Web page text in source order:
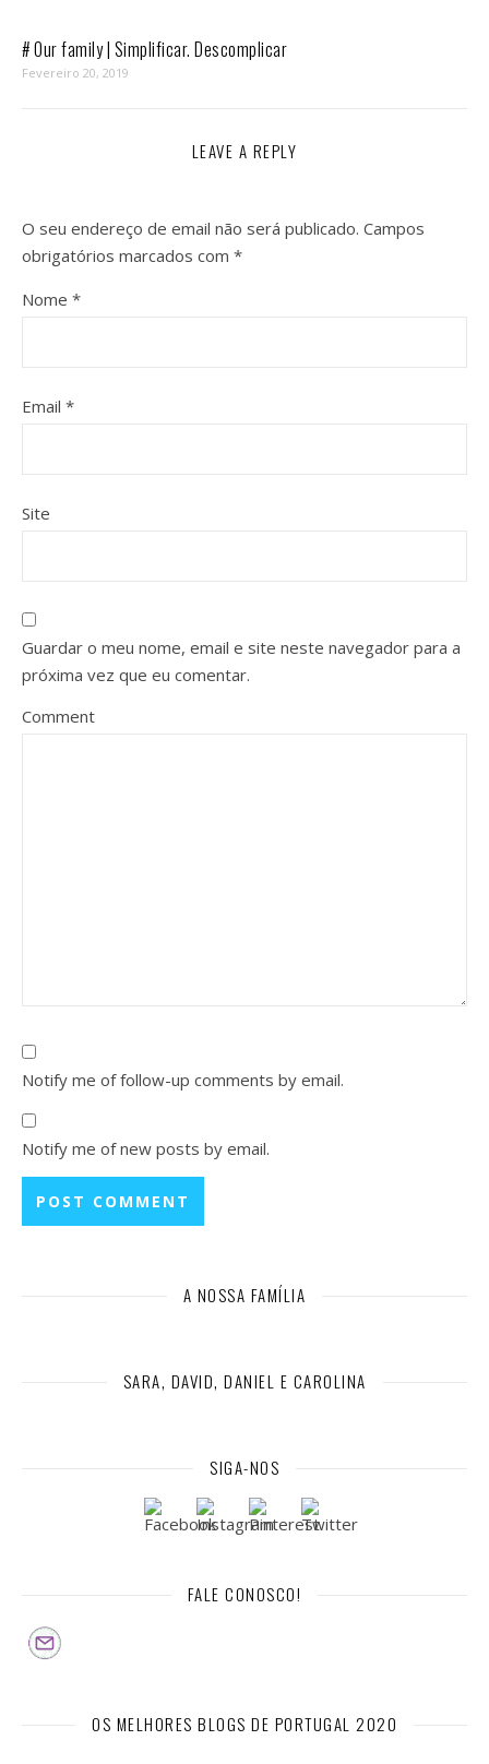
# Our family | Simplificar. Descomplicar
Fevereiro 20, 2019
LEAVE A REPLY
O seu endereço de email não será publicado. Campos
obrigatórios marcados com *
Nome *
Email *
Site
Guardar o meu nome, email e site neste navegador para a
próxima vez que eu comentar.
Comment
Notify me of follow-up comments by email.
Notify me of new posts by email.
A NOSSA FAMÍLIA
SARA, DAVID, DANIEL E CAROLINA
SIGA-NOS
FALE CONOSCO!
OS MELHORES BLOGS DE PORTUGAL 2020